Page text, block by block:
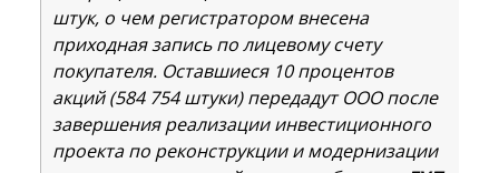
штук, о чем регистратором внесена
приходная запись по лицевому счету
покупателя. Оставшиеся 10 процентов
акций (584 754 штуки) передадут ООО после
завершения реализации инвестиционного
проекта по реконструкции и модернизации